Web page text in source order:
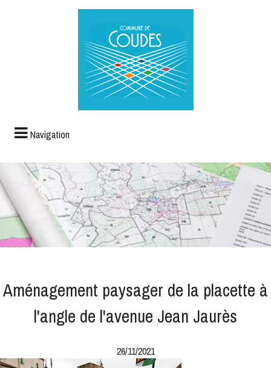
Navigation
Aménagement paysager de la placette à
l'angle de l'avenue Jean Jaurès
26/11/2021